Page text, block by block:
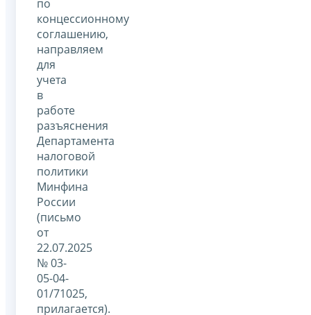
по
концессионному
соглашению,
направляем
для
учета
в
работе
разъяснения
Департамента
налоговой
политики
Минфина
России
(письмо
от
22.07.2025
№ 03-
05-04-
01/71025,
прилагается).